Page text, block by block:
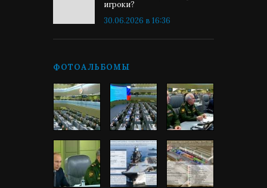
игроки?
30.06.2026 в 16:36
ФОТОАЛЬБОМЫ